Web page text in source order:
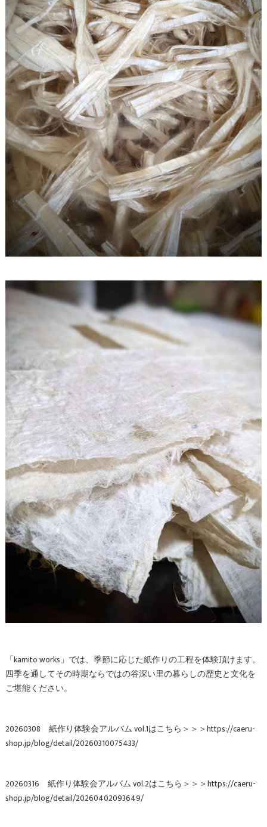
「kamito works」では、季節に応じた紙作りの工程を体験頂けます。
四季を通してその時期ならではの谷深い里の暮らしの歴史と文化を
ご堪能ください。
20260308 紙作り体験会アルバム vol.1はこちら＞＞＞https://caeru-
shop.jp/blog/detail/20260310075433/
20260316 紙作り体験会アルバム vol.2はこちら＞＞＞https://caeru-
shop.jp/blog/detail/20260402093649/